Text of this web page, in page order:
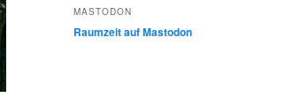
MASTODON
Raumzeit auf Mastodon